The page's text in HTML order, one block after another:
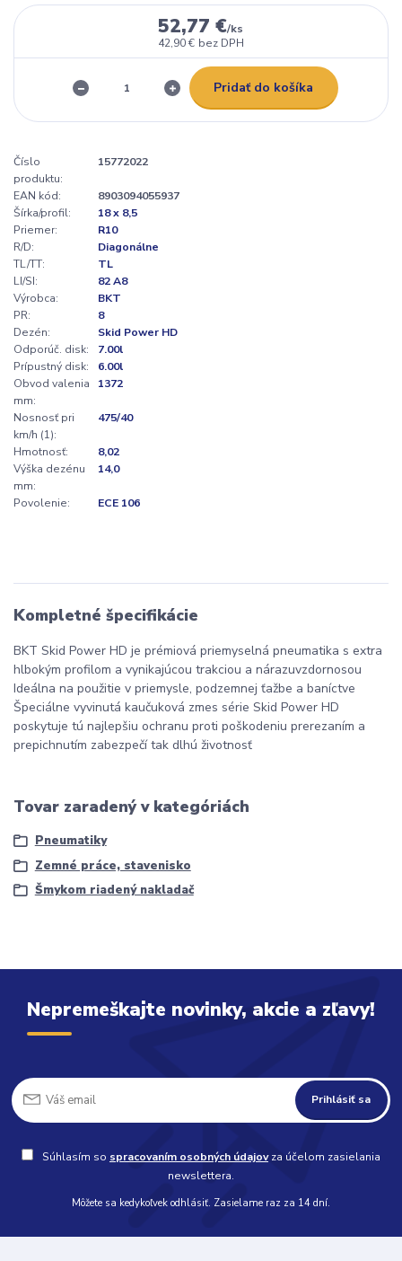
52,77 €/ks
42,90 € bez DPH
Pridať do košíka
Číslo
produktu:
15772022
EAN kód:
8903094055937
Šírka/profil:
18 x 8,5
Priemer:
R10
R/D:
Diagonálne
TL/TT:
TL
LI/SI:
82 A8
Výrobca:
BKT
PR:
8
Dezén:
Skid Power HD
Odporúč. disk:
7.00l
Prípustný disk:
6.00l
Obvod valenia
mm:
1372
Nosnosť pri
km/h (1):
475/40
Hmotnosť:
8,02
Výška dezénu
mm:
14,0
Povolenie: ECE 106
Kompletné špecifikácie
BKT Skid Power HD je prémiová priemyselná pneumatika s extra
hlbokým profilom a vynikajúcou trakciou a nárazuvzdornosou
Ideálna na použitie v priemysle, podzemnej ťažbe a baníctve
Špeciálne vyvinutá kaučuková zmes série Skid Power HD
poskytuje tú najlepšiu ochranu proti poškodeniu prerezaním a
prepichnutím zabezpečí tak dlhú životnosť
Tovar zaradený v kategóriách
Pneumatiky
Zemné práce, stavenisko
Šmykom riadený nakladač
Nepremeškajte novinky, akcie a zľavy!
Prihlásiť sa
Súhlasím so spracovaním osobných údajovza účelom zasielania
newslettera.
Môžete sa kedykoľvek odhlásiť. Zasielame raz za 14 dní.